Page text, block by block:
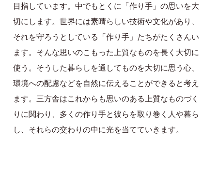
目指しています。中でもとくに「作り手」の思いを大
切にします。世界には素晴らしい技術や文化があり、
それを守ろうとしている「作り手」たちがたくさんい
ます。そんな思いのこもった上質なものを長く大切に
使う。そうした暮らしを通してものを大切に思う心、
環境への配慮などを自然に伝えることができると考え
ます。三方舎はこれからも思いのある上質なものづく
りに関わり、多くの作り手と彼らを取り巻く人や暮ら
し、それらの交わりの中に光を当てていきます。